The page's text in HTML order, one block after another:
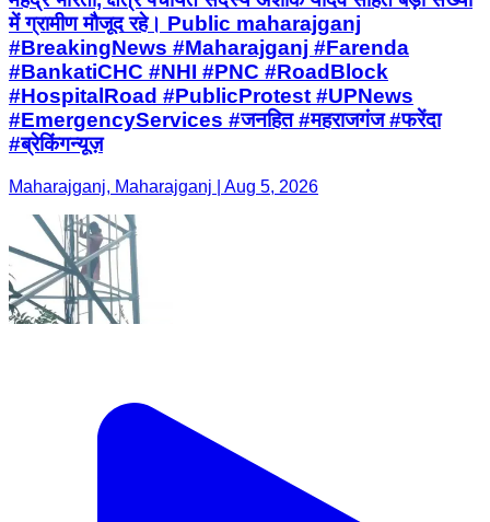
में ग्रामीण मौजूद रहे। Public maharajganj
#BreakingNews #Maharajganj #Farenda
#BankatiCHC #NHI #PNC #RoadBlock
#HospitalRoad #PublicProtest #UPNews
#EmergencyServices #जनहित #महराजगंज #फरेंदा
#ब्रेकिंगन्यूज़
Maharajganj, Maharajganj | Aug 5, 2026